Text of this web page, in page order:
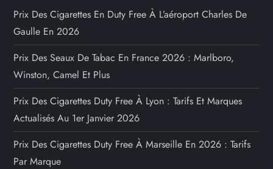
Prix Des Cigarettes En Duty Free À L’aéroport Charles De
Gaulle En 2026
Prix Des Seaux De Tabac En France 2026 : Marlboro,
Winston, Camel Et Plus
Prix Des Cigarettes Duty Free À Lyon : Tarifs Et Marques
Actualisés Au 1er Janvier 2026
Prix Des Cigarettes Duty Free À Marseille En 2026 : Tarifs
Par Marque